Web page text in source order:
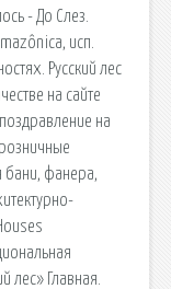
- До Слез.
исп.
Русский лес
на сайте
на
бани, фанера,
лес» Главная.